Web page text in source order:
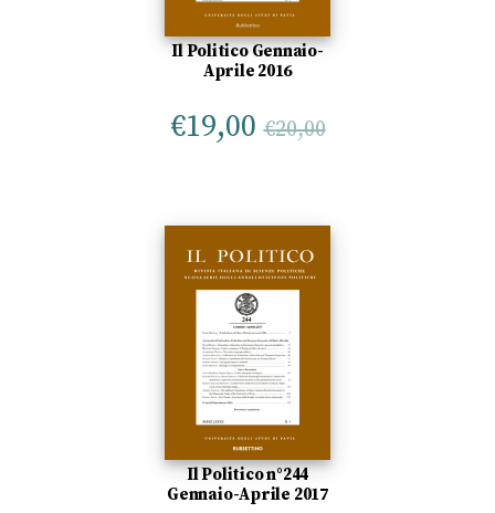
Il Politico Gennaio-
Aprile 2016
€19,00 €20,00
Il Politico n°244
Gennaio-Aprile 2017